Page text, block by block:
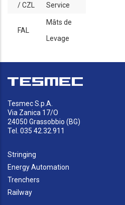
/ CZL
Service
FAL
Mâts de
Levage
Tesmec S.p.A.
Via Zanica 17/O
24050 Grassobbio (BG)
Tel. 035 42.32.911
Stringing
Energy Automation
Trenchers
Railway